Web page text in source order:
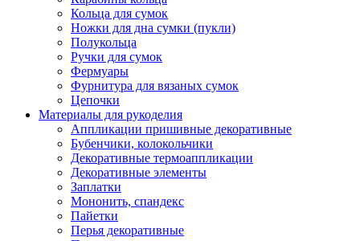
Кольца для сумок
Ножки для дна сумки (пукли)
Полукольца
Ручки для сумок
Фермуары
Фурнитура для вязаных сумок
Цепочки
Материалы для рукоделия
Аппликации пришивные декоративные
Бубенчики, колокольчики
Декоративные термоаппликации
Декоративные элементы
Заплатки
Мононить, спандекс
Пайетки
Перья декоративные